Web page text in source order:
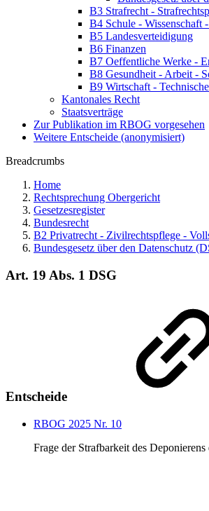
B3 Strafrecht -
B4 Schule - Wissenschaft
B5 Landesverteidigung
B6 Finanzen
B7 Oeffentliche Werke -
B8 Gesundheit - Arbeit -
B9 Wirtschaft -
Kantonales Recht
Staatsverträge
Zur Publikation im RBOG vorgesehen
Weitere Entscheide (anonymisiert)
Breadcrumbs
Home
Rechtsprechung Obergericht
Gesetzesregister
Bundesrecht
B2 Privatrecht - Zivilrechtspflege -
Bundesgesetz über den Datenschutz
Art. 19 Abs. 1 DSG
Entscheide
RBOG 2025 Nr. 10
Frage der Strafbarkeit des